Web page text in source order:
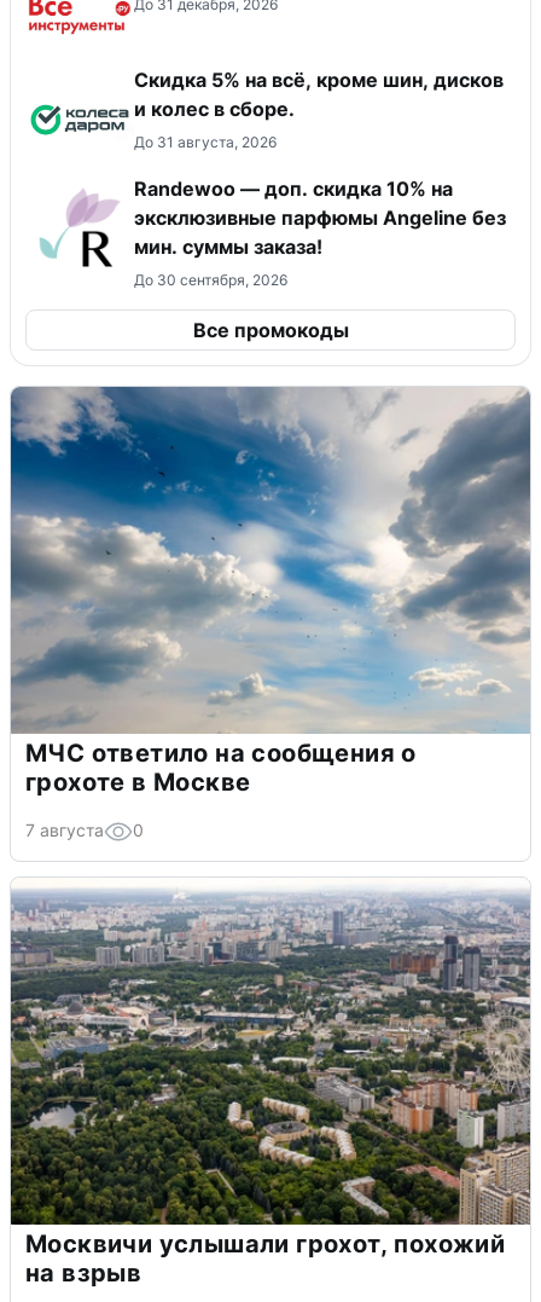
До 31 декабря, 2026
Скидка 5% на всё, кроме шин, дисков
и колес в сборе.
До 31 августа, 2026
Randewoo — доп. скидка 10% на
эксклюзивные парфюмы Angeline без
мин. суммы заказа!
До 30 сентября, 2026
Все промокоды
МЧС ответило на сообщения о
грохоте в Москве
7 августа 0
Москвичи услышали грохот, похожий
на взрыв